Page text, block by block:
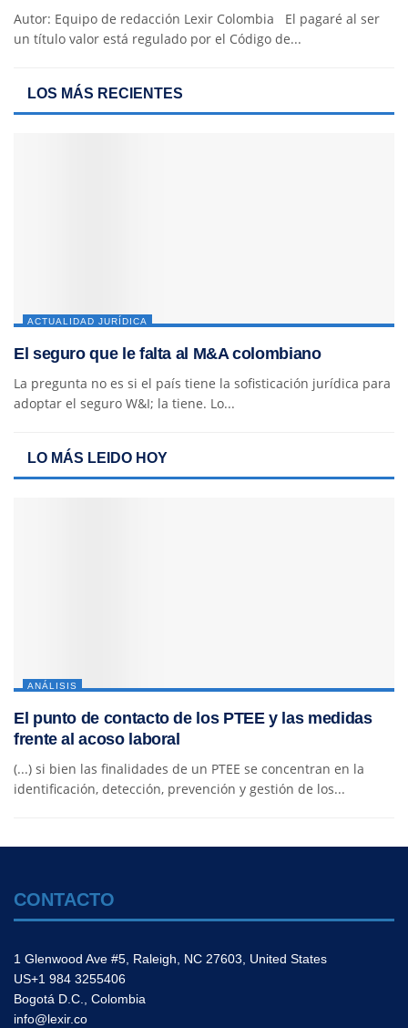
Autor: Equipo de redacción Lexir Colombia El pagaré al ser
un título valor está regulado por el Código de...
LOS MÁS RECIENTES
ACTUALIDAD JURÍDICA
El seguro que le falta al M&A colombiano
La pregunta no es si el país tiene la sofisticación jurídica para
adoptar el seguro W&I; la tiene. Lo...
LO MÁS LEIDO HOY
ANÁLISIS
El punto de contacto de los PTEE y las medidas
frente al acoso laboral
(...) si bien las finalidades de un PTEE se concentran en la
identificación, detección, prevención y gestión de los...
CONTACTO
1 Glenwood Ave #5, Raleigh, NC 27603, United States
US+1 984 3255406
Bogotá D.C., Colombia
info@lexir.co